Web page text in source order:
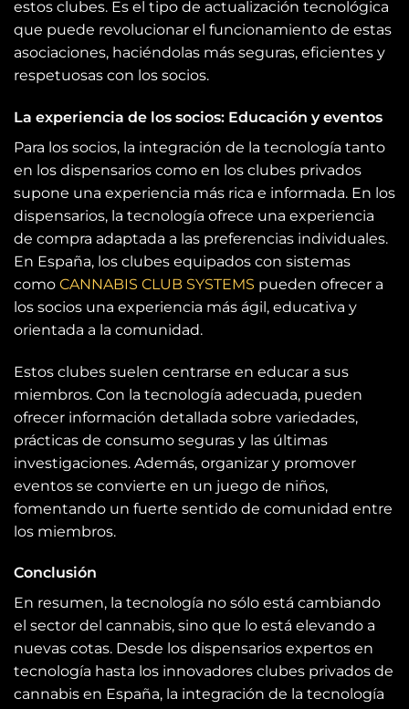
estos clubes. Es el tipo de actualización tecnológica
que puede revolucionar el funcionamiento de estas
asociaciones, haciéndolas más seguras, eficientes y
respetuosas con los socios.
La experiencia de los socios: Educación y eventos
Para los socios, la integración de la tecnología tanto
en los dispensarios como en los clubes privados
supone una experiencia más rica e informada. En los
dispensarios, la tecnología ofrece una experiencia
de compra adaptada a las preferencias individuales.
En España, los clubes equipados con sistemas
como CANNABIS CLUB SYSTEMS pueden ofrecer a
los socios una experiencia más ágil, educativa y
orientada a la comunidad.
Estos clubes suelen centrarse en educar a sus
miembros. Con la tecnología adecuada, pueden
ofrecer información detallada sobre variedades,
prácticas de consumo seguras y las últimas
investigaciones. Además, organizar y promover
eventos se convierte en un juego de niños,
fomentando un fuerte sentido de comunidad entre
los miembros.
Conclusión
En resumen, la tecnología no sólo está cambiando
el sector del cannabis, sino que lo está elevando a
nuevas cotas. Desde los dispensarios expertos en
tecnología hasta los innovadores clubes privados de
cannabis en España, la integración de la tecnología